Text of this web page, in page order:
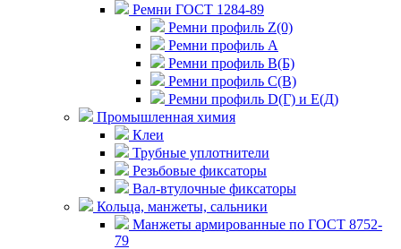
Ремни ГОСТ 1284-89
Ремни профиль Z(0)
Ремни профиль А
Ремни профиль В(Б)
Ремни профиль С(В)
Ремни профиль D(Г) и E(Д)
Промышленная химия
Клеи
Трубные уплотнители
Резьбовые фиксаторы
Вал-втулочные фиксаторы
Кольца, манжеты, сальники
Манжеты армированные по ГОСТ 8752-
79